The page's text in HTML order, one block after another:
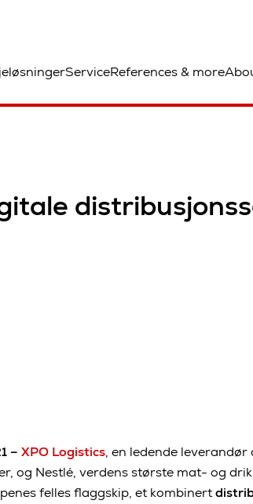
ServiceReferences & more
– XPO Logistics, en ledende
og Nestlé, verdens største mat- og
felles flaggskip, et kombinert